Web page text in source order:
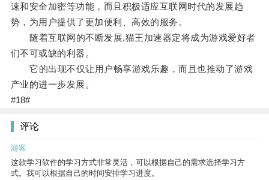
速和安全加密等功能，而且积极适应互联网时代的发展趋
势，为用户提供了更加便利、高效的服务。
随着互联网的不断发展,猫王加速器定将成为游戏爱好者
们不可或缺的利器。
它的出现不仅让用户畅享游戏乐趣，而且也推动了游戏
产业的进一步发展。
#18#
评论
游客
这款学习软件的学习方式非常灵活，可以根据自己的需求选择学习方
式。我可以根据自己的时间安排学习进度。